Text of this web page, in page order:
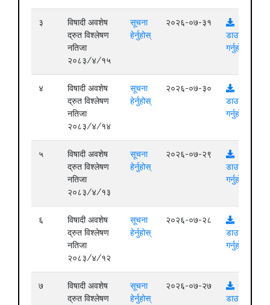
३
विषादी अवशेष
द्रुत विश्लेषण
नतिजा
२०८३/४/१५
सूचना
हेर्नुहोस्
२०२६-०७-३१
डाउनलोड
गर्नुहोस्
४
विषादी अवशेष
द्रुत विश्लेषण
नतिजा
२०८३/४/१४
सूचना
हेर्नुहोस्
२०२६-०७-३०
डाउनलोड
गर्नुहोस्
५
विषादी अवशेष
द्रुत विश्लेषण
नतिजा
२०८३/४/१३
सूचना
हेर्नुहोस्
२०२६-०७-२९
डाउनलोड
गर्नुहोस्
६
विषादी अवशेष
द्रुत विश्लेषण
नतिजा
२०८३/४/१२
सूचना
हेर्नुहोस्
२०२६-०७-२८
डाउनलोड
गर्नुहोस्
७
विषादी अवशेष
द्रुत विश्लेषण
सूचना
हेर्नुहोस्
२०२६-०७-२७
डाउनलोड